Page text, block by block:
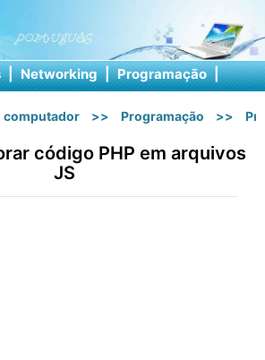
| Networking | Programação |
computador >> Programação >>
código PHP em arquivos
JS